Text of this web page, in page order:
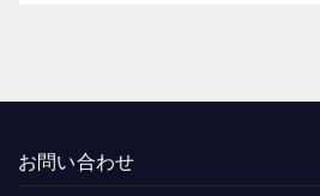
お問い合わせ